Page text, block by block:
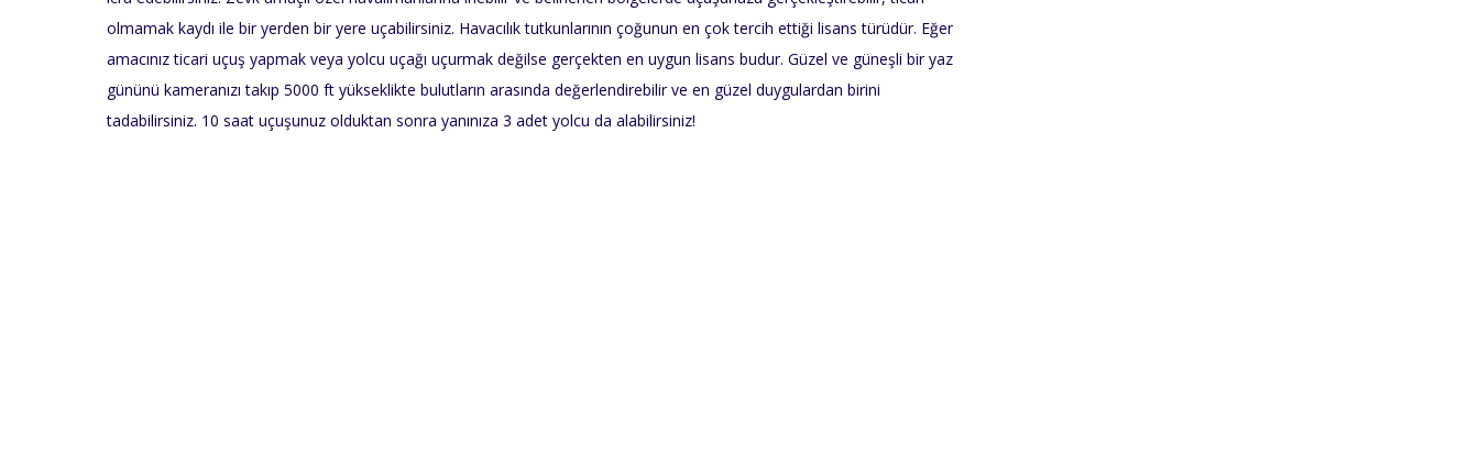
olmamak kaydı ile bir yerden bir yere uçabilirsiniz. Havacılık tutkunlarının çoğunun en çok tercih ettiği lisans türüdür. Eğer
amacınız ticari uçuş yapmak veya yolcu uçağı uçurmak değilse gerçekten en uygun lisans budur. Güzel ve güneşli bir yaz
gününü kameranızı takıp 5000 ft yükseklikte bulutların arasında değerlendirebilir ve en güzel duygulardan birini
tadabilirsiniz. 10 saat uçuşunuz olduktan sonra yanınıza 3 adet yolcu da alabilirsiniz!